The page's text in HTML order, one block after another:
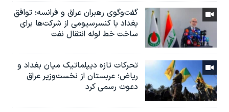
گفت‌وگوی رهبران عراق و فرانسه؛ توافق
بغداد با کنسرسیومی از شرکت‌ها برای
ساخت خط لوله انتقال نفت
تحرکات تازه دیپلماتیک میان بغداد و
ریاض؛ عربستان از نخست‌وزیر عراق
دعوت رسمی کرد